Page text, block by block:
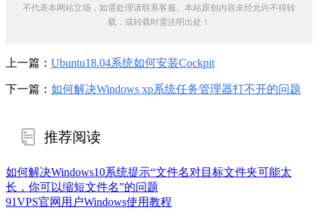
不代表本网站立场，如需处理请联系客服。本站原创内容未经允许不得转
载，或转载时需注明出处！
上一篇： Ubuntu18.04系统如何安装Cockpit
下一篇： 如何解决Windows xp系统任务管理器打不开的问题
推荐阅读
如何解决Windows10系统提示“文件名对目标文件夹可能太
长，你可以缩短文件名”的问题
91VPS官网用户Windows使用教程